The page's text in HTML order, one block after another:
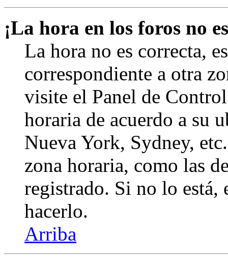
¡La hora en los foros no
La hora no es correcta,
correspondiente a otra
visite el Panel de
horaria de acuerdo a su
Nueva York, Sydney,
zona horaria, como las
registrado. Si no lo está,
hacerlo.
Arriba